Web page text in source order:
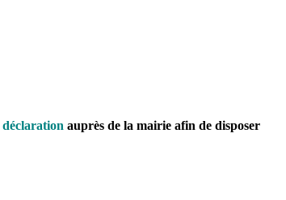
déclaration auprès de la mairie afin de disposer